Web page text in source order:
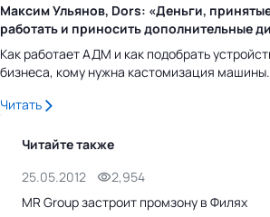
Максим Ульянов, Dors: «Деньги,
работать и приносить дополнительные
Как работает АДМ и как подобрать
бизнеса, кому нужна кастомизация машины.
Читать
Читайте также
25.05.2012
2,954
MR Group застроит промзону в Филях